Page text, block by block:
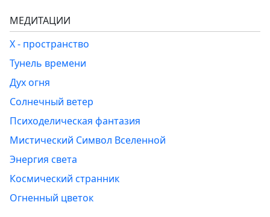
МЕДИТАЦИИ
Х - пространство
Тунель времени
Дух огня
Солнечный ветер
Психоделическая фантазия
Мистический Символ Вселенной
Энергия света
Космический странник
Огненный цветок